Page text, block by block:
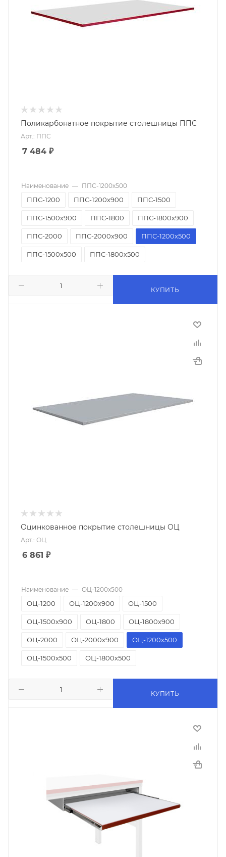
Поликарбонатное покрытие столешницы ППС
Арт.: ППС
7 484 ₽
КУПИТЬ
Наименование — ППС-1200х500
ППС-1200 ППС-1200х900 ППС-1500
ППС-1500х900 ППС-1800 ППС-1800х900
ППС-2000 ППС-2000х900 ППС-1200х500
ППС-1500х500 ППС-1800х500
Оцинкованное покрытие столешницы ОЦ
Арт.: ОЦ
6 861 ₽
КУПИТЬ
Наименование — ОЦ-1200х500
ОЦ-1200 ОЦ-1200х900 ОЦ-1500
ОЦ-1500х900 ОЦ-1800 ОЦ-1800х900
ОЦ-2000 ОЦ-2000х900 ОЦ-1200х500
ОЦ-1500х500 ОЦ-1800х500